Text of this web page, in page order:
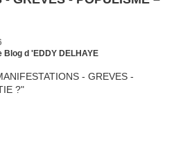
d 'EDDY DELHAYE